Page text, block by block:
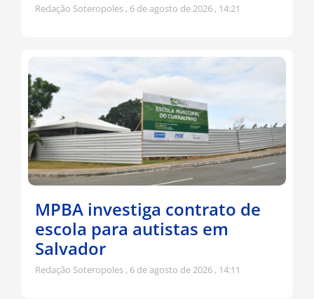
Redação Soteropoles 6 de agosto de 2026 14:21
MPBA investiga contrato de
escola para autistas em
Salvador
Redação Soteropoles 6 de agosto de 2026 14:11